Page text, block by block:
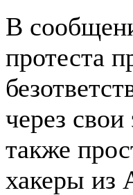
В
протеста
через
также
хакеры из